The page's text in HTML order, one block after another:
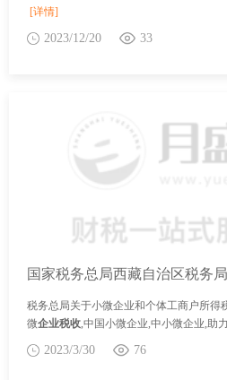
[详情]
2023/12/20 33
税务总局关于小微企业和个体工商户所得
微企业税收,中国小微企业,中小微企业,助
2023/3/30 76